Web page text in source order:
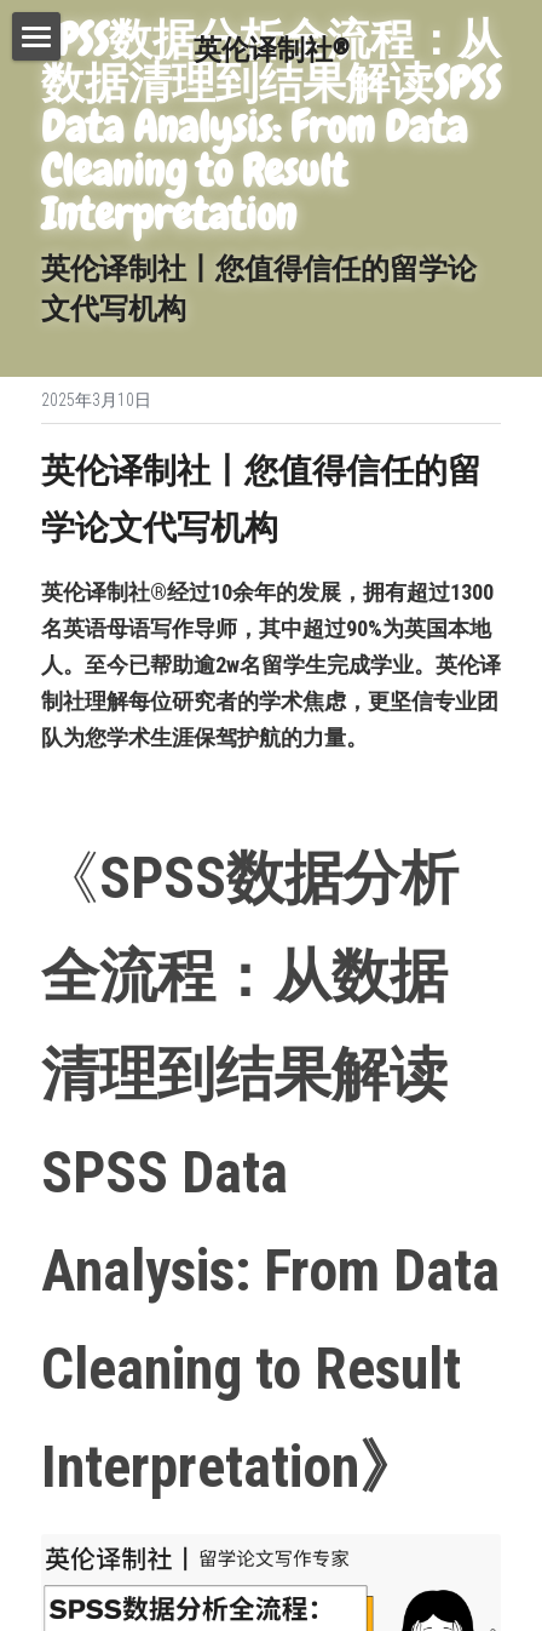
英伦译制社®
首页
服务介绍
Essay代写
Dissertation代写
Proofreading
演讲文稿代写
留学申请资料
工作简历制作
代码&分析工具
出版与商业写作
费用查询
写作指南
写作技巧
常见问题
联系我们
搜索
SERVICE
SPSS数据分析全流程：从
数据清理到结果解读SPSS
Data Analysis: From Data
Cleaning to Result
Interpretation
英伦译制社丨您值得信任的留学论
文代写机构
2025年3月10日
英伦译制社丨您值得信任的留
学论文代写机构
英伦译制社®经过10余年的发展，拥有超过1300
名英语母语写作导师，其中超过90%为英国本地
人。至今已帮助逾2w名留学生完成学业。英伦译
制社理解每位研究者的学术焦虑，更坚信专业团
队为您学术生涯保驾护航的力量。
《SPSS数据分析
全流程：从数据
清理到结果解读
SPSS Data
Analysis: From Data
Cleaning to Result
Interpretation》